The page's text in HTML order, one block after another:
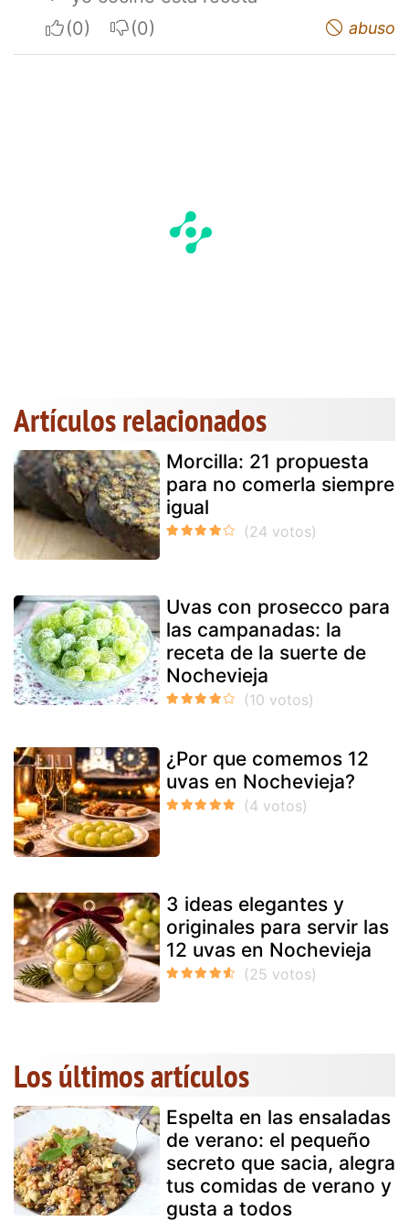
I apreciateI do not appreciate abuso
Artículos relacionados
Morcilla: 21 propuesta
para no comerla siempre
igual
Uvas con prosecco para
las campanadas: la
receta de la suerte de
Nochevieja
¿Por que comemos 12
uvas en Nochevieja?
3 ideas elegantes y
originales para servir las
12 uvas en Nochevieja
Los últimos artículos
Espelta en las ensaladas
de verano: el pequeño
secreto que sacia, alegra
tus comidas de verano y
gusta a todos